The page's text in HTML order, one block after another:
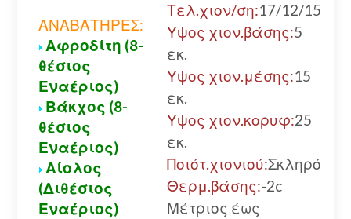
ΑΝΑΒΑΤΗΡΕΣ:
Αφροδίτη (8-
θέσιος
Εναέριος)
Βάκχος (8-
θέσιος
Εναέριος)
Αίολος
(Διθέσιος
Εναέριος)
Τελ.χιον/ση:17/12/15
Υψος χιον.βάσης:5
εκ.
Υψος χιον.μέσης:15
εκ.
Υψος χιον.κορυφ:25
εκ.
Ποιότ.χιονιού:Σκληρό
Θερμ.βάσης:-2c
Μέτριος έως